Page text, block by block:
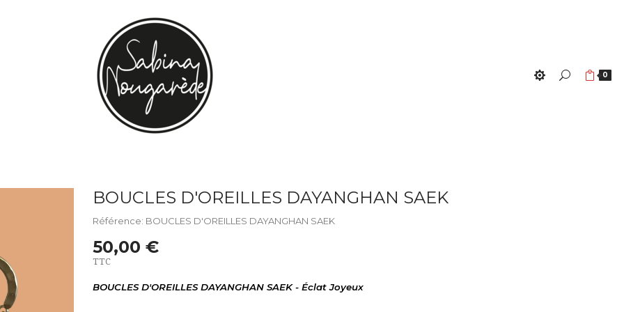
0
BOUCLES D'OREILLES DAYANGHAN SAEK
Référence: BOUCLES D'OREILLES DAYANGHAN SAEK
50,00 €
TTC
BOUCLES D'OREILLES DAYANGHAN SAEK - Éclat Joyeux